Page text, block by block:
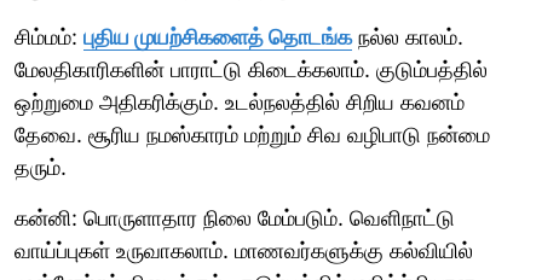
சிம்மம்: புதிய முயற்சிகளைத் தொடங்கநல்ல காலம்.
மேலதிகாரிகளின் பாராட்டு கிடைக்கலாம். குடும்பத்தில்
ஒற்றுமை அதிகரிக்கும். உடல்நலத்தில் சிறிய கவனம்
தேவை. சூரிய நமஸ்காரம் மற்றும் சிவ வழிபாடு நன்மை
தரும்.
கன்னி: பொருளாதார நிலை மேம்படும். வெளிநாட்டு
வாய்ப்புகள் உருவாகலாம். மாணவர்களுக்கு கல்வியில்